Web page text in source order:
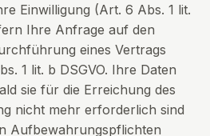
Einwilligung (Art. 6 Abs. 1 lit.
Ihre Anfrage auf den
eines Vertrags
1 lit. b DSGVO. Ihre Daten
sie für die Erreichung des
nicht mehr erforderlich sind
Aufbewahrungspflichten